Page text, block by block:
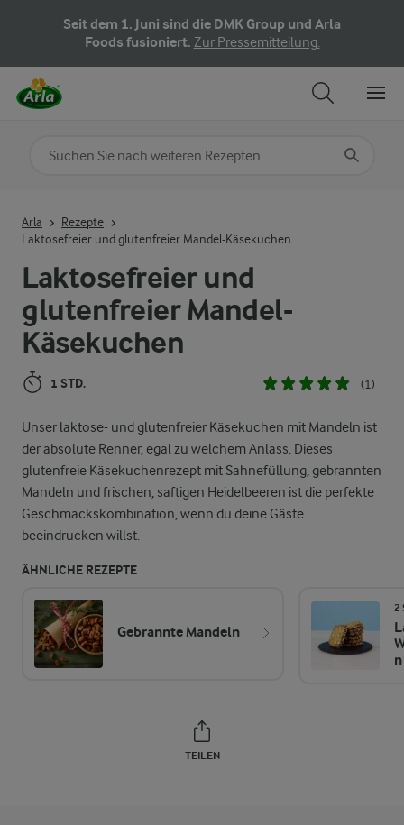
Seit dem 1. Juni sind die DMK Group und Arla
Foods fusioniert. Zur Pressemitteilung.
Laktosefreier und
glutenfreier Mandel-
Käsekuchen
1 STD. (1)
Unser laktose- und glutenfreier Käsekuchen mit Mandeln ist
der absolute Renner, egal zu welchem Anlass. Dieses
glutenfreie Käsekuchenrezept mit Sahnefüllung, gebrannten
Mandeln und frischen, saftigen Heidelbeeren ist die perfekte
Geschmackskombination, wenn du deine Gäste
beeindrucken willst.
ÄHNLICHE REZEPTE
Gebrannte Mandeln
2
n
TEILEN
Arla
Rezepte
Laktosefreier und glutenfreier Mandel-Käsekuchen
Nach Kategorie suchen